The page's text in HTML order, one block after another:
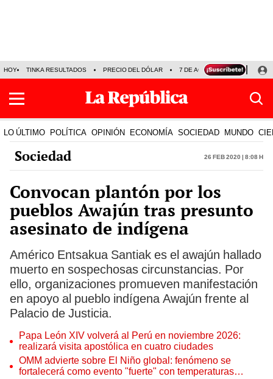
HOY TINKA RESULTADOS PRECIO DEL DÓLAR 7 DE AGOSTO OLLANTA
LO ÚLTIMO POLÍTICA OPINIÓN ECONOMÍA SOCIEDAD MUNDO
Sociedad 26 Feb 2020 | 8:08 h
Convocan plantón por los
pueblos Awajún tras presunto
asesinato de indígena
Américo Entsakua Santiak es el awajún hallado
muerto en sospechosas circunstancias. Por
ello, organizaciones promueven manifestación
en apoyo al pueblo indígena Awajún frente al
Palacio de Justicia.
Papa León XIV volverá al Perú en noviembre 2026:
realizará visita apostólica en cuatro ciudades
OMM advierte sobre El Niño global: fenómeno se
fortalecerá como evento "fuerte" con temperaturas